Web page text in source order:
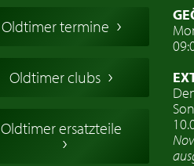
Oldtimer termine
Oldtimer clubs
Oldtimer ersatzteile